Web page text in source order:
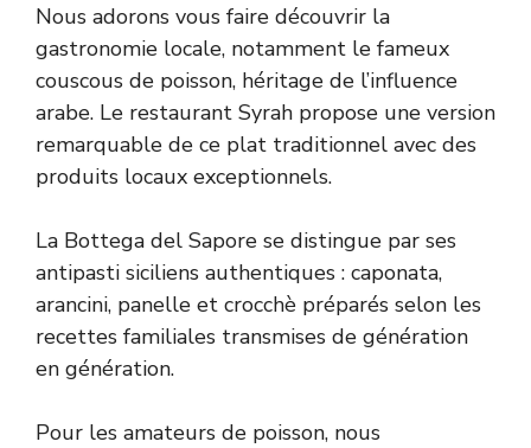
Nous adorons vous faire découvrir la
gastronomie locale, notamment le fameux
couscous de poisson, héritage de l’influence
arabe. Le restaurant Syrah propose une version
remarquable de ce plat traditionnel avec des
produits locaux exceptionnels.
La Bottega del Sapore se distingue par ses
antipasti siciliens authentiques : caponata,
arancini, panelle et crocchè préparés selon les
recettes familiales transmises de génération
en génération.
Pour les amateurs de poisson, nous